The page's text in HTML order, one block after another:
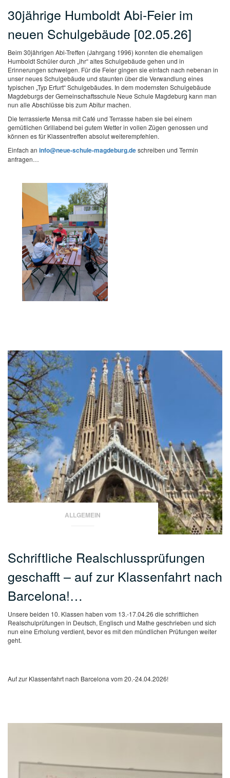
30jährige Humboldt Abi-Feier im
neuen Schulgebäude [02.05.26]
Beim 30jährigen Abi-Treffen (Jahrgang 1996) konnten die ehemaligen
Humboldt Schüler durch „ihr“ altes Schulgebäude gehen und in
Erinnerungen schwelgen. Für die Feier gingen sie einfach nach nebenan in
unser neues Schulgebäude und staunten über die Verwandlung eines
typischen „Typ Erfurt“ Schulgebäudes. In dem modernsten Schulgebäude
Magdeburgs der Gemeinschaftsschule Neue Schule Magdeburg kann man
nun alle Abschlüsse bis zum Abitur machen.
Die terrassierte Mensa mit Café und Terrasse haben sie bei einem
gemütlichen Grillabend bei gutem Wetter in vollen Zügen genossen und
können es für Klassentreffen absolut weiterempfehlen.
Einfach an info@neue-schule-magdeburg.deschreiben und Termin
anfragen…
ALLGEMEIN
Schriftliche Realschlussprüfungen
geschafft – auf zur Klassenfahrt nach
Barcelona!…
Unsere beiden 10. Klassen haben vom 13.-17.04.26 die schriftlichen
Realschulprüfungen in Deutsch, Englisch und Mathe geschrieben und sich
nun eine Erholung verdient, bevor es mit den mündlichen Prüfungen weiter
geht.
Auf zur Klassenfahrt nach Barcelona vom 20.-24.04.2026!